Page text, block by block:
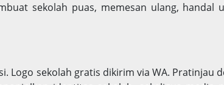
sekolah puas, memesan ulang, handal
Logo sekolah gratis dikirim via WA. Pratinjau